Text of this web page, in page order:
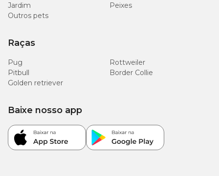
Jardim
Peixes
Outros pets
Raças
Pug
Rottweiler
Pitbull
Border Collie
Golden retriever
Baixe nosso app